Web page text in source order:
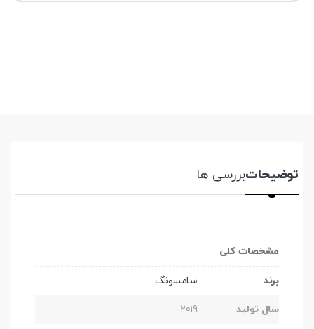
توضیحاتبررسی ها
مشخصات کلی
برند سامسونگ
سال تولید 2019